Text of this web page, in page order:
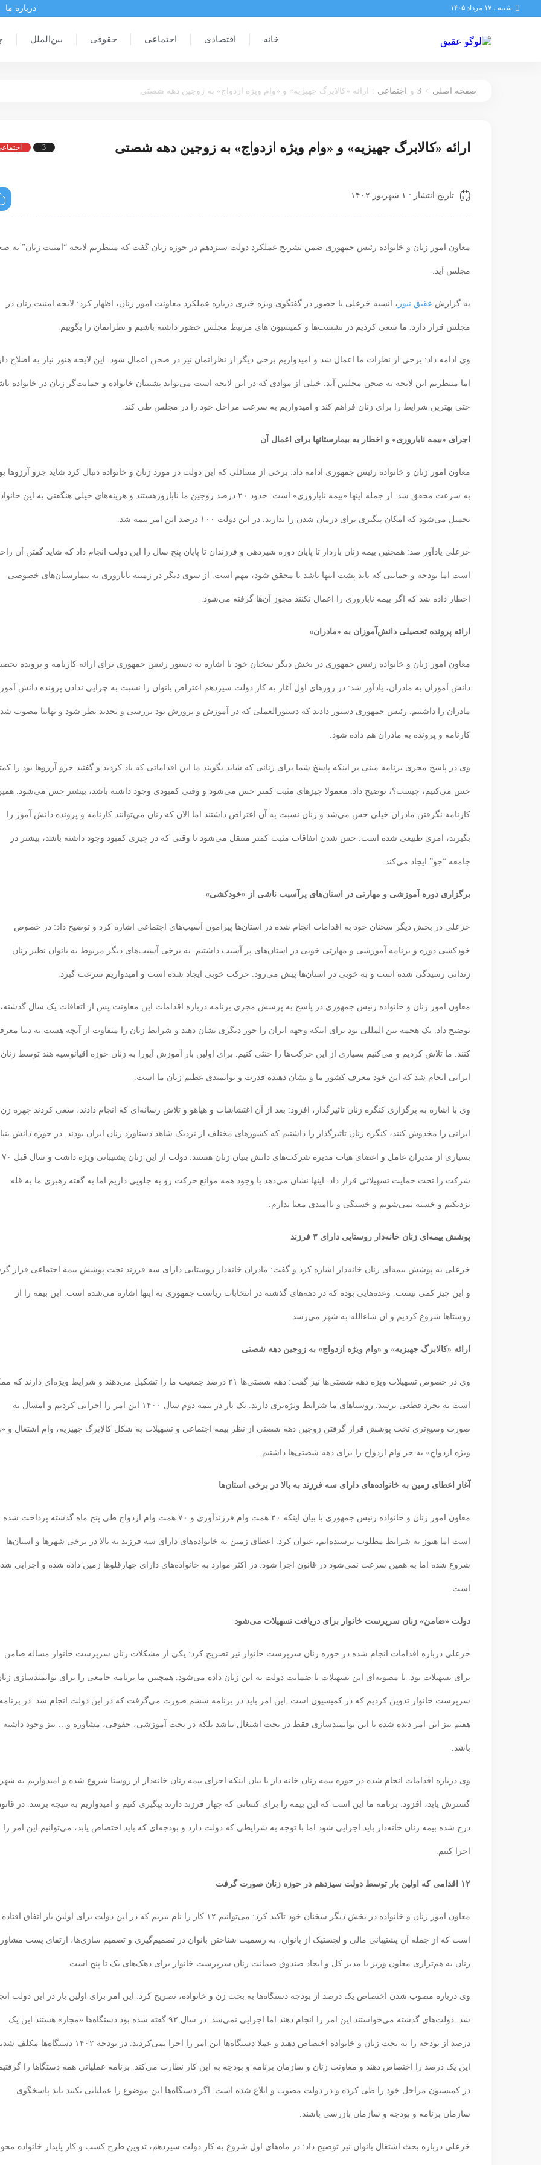
شنبه ، ۱۷ مرداد ۱۴۰۵ درباره ما
خانه اقتصادی اجتماعی حقوقی بین‌الملل
صفحه اصلی >
3 و اجتماعی : ارائه «کالابرگ جهیزیه» و «وام ویژه ازدواج» به زوجین دهه شصتی
ارائه «کالابرگ جهیزیه» و «وام ویژه ازدواج» به زوجین دهه شصتی 3
تاریخ انتشار : ۱ شهریور ۱۴۰۲
معاون امور زنان و خانواده رئیس جمهوری ضمن تشریح عملکرد دولت سیزدهم در حوزه زنان گفت که منتظریم لایحه “امنیت زنان” به
مجلس آید.
به گزارش عقیق نیوز ، انسیه خزعلی با حضور در گفتگوی ویژه خبری درباره عملکرد معاونت امور زنان، اظهار کرد: لایحه امنیت زنان در
مجلس قرار دارد. ما سعی کردیم در نشست‌ها و کمیسیون های مرتبط مجلس حضور داشته باشیم و نظراتمان را بگوییم.
وی ادامه داد: برخی از نظرات ما اعمال شد و امیدواریم برخی دیگر از نظراتمان نیز در صحن اعمال شود. این لایحه هنوز نیاز به اصلاح
اما منتظریم این لایحه به صحن مجلس آید. خیلی از موادی که در این لایحه است می‌تواند پشتیبان خانواده و حمایت‌گر زنان در خانواده
حتی بهترین شرایط را برای زنان فراهم کند و امیدواریم به سرعت مراحل خود را در مجلس طی کند.
اجرای «بیمه ناباروری» و اخطار به بیمارستانها برای اعمال آن
معاون امور زنان و خانواده رئیس جمهوری ادامه داد: برخی از مسائلی که این دولت در مورد زنان و خانواده دنبال کرد شاید جزو آرزوها
به سرعت محقق شد. از جمله اینها «بیمه ناباروری» است. حدود ۲۰ درصد زوجین ما نابارورهستند و هزینه‌های خیلی هنگفتی به این
تحمیل می‌شود که امکان پیگیری برای درمان شدن را ندارند. در این دولت ۱۰۰ درصد این امر بیمه شد.
خزعلی یادآور صد: همچنین بیمه زنان باردار تا پایان دوره شیردهی و فرزندان تا پایان پنج سال را این دولت انجام داد که شاید گفتن آن
است اما بودجه و حمایتی که باید پشت اینها باشد تا محقق شود، مهم است. از سوی دیگر در زمینه ناباروری به بیمارستان‌های خصوصی
اخطار داده شد که اگر بیمه ناباروری را اعمال نکنند مجوز آن‌ها گرفته می‌شود.
ارائه پرونده تحصیلی دانش‌آموزان به «مادران»
معاون امور زنان و خانواده رئیس جمهوری در بخش دیگر سخنان خود با اشاره به دستور رئیس جمهوری برای ارائه کارنامه و پرونده
دانش آموزان به مادران، یادآور شد: در روزهای اول آغاز به کار دولت سیزدهم اعتراض بانوان را نسبت به چرایی ندادن پرونده دانش
مادران را داشتیم. رئیس جمهوری دستور دادند که دستورالعملی که در آموزش و پرورش بود بررسی و تجدید نظر شود و نهایتا مصوب
کارنامه و پرونده به مادران هم داده شود.
وی در پاسخ مجری برنامه مبنی بر اینکه پاسخ شما برای زنانی که شاید بگویند ما این اقداماتی که یاد کردید و گفتید جزو آرزوها بود را
حس می‌کنیم، چیست؟، توضیح داد: معمولا چیزهای مثبت کمتر حس می‌شود و وقتی کمبودی وجود داشته باشد، بیشتر حس می‌شود.
کارنامه نگرفتن مادران خیلی حس می‌شد و زنان نسبت به آن اعتراض داشتند اما الان که زنان می‌توانند کارنامه و پرونده دانش آموز را
بگیرند، امری طبیعی شده است. حس شدن اتفاقات مثبت کمتر منتقل می‌شود تا وقتی که در چیزی کمبود وجود داشته باشد، بیشتر در
جامعه “جو” ایجاد می‌کند.
برگزاری دوره آموزشی و مهارتی در استان‌های پرآسیب ناشی از «خودکشی»
خزعلی در بخش دیگر سخنان خود به اقدامات انجام شده در استان‌ها پیرامون آسیب‌های اجتماعی اشاره کرد و توضیح داد: در خصوص
خودکشی دوره و برنامه آموزشی و مهارتی خوبی در استان‌های پر آسیب داشتیم. به برخی آسیب‌های دیگر مربوط به بانوان نظیر زنان
زندانی رسیدگی شده است و به خوبی در استان‌ها پیش می‌رود. حرکت خوبی ایجاد شده است و امیدواریم سرعت گیرد.
معاون امور زنان و خانواده رئیس جمهوری در پاسخ به پرسش مجری برنامه درباره اقدامات این معاونت پس از اتفاقات یک سال گذشته،
توضیح داد: یک هجمه بین المللی بود برای اینکه وجهه ایران را جور دیگری نشان دهند و شرایط زنان را متفاوت از آنچه هست به دنیا
کنند. ما تلاش کردیم و می‌کنیم بسیاری از این حرکت‌ها را خنثی کنیم. برای اولین بار آموزش آیورا به زنان حوزه اقیانوسیه هند توسط زنان
ایرانی انجام شد که این خود معرف کشور ما و نشان دهنده قدرت و توانمندی عظیم زنان ما است.
وی با اشاره به برگزاری کنگره زنان تاثیرگذار، افزود: بعد از آن اغتشاشات و هیاهو و تلاش رسانه‌ای که انجام دادند، سعی کردند چهره زن
ایرانی را مخدوش کنند، کنگره زنان تاثیرگذار را داشتیم که کشورهای مختلف از نزدیک شاهد دستاورد زنان ایران بودند. در حوزه دانش
بسیاری از مدیران عامل و اعضای هیات مدیره شرکت‌های دانش بنیان زنان هستند. دولت از این زنان پشتیبانی ویژه داشت و سال قبل ۷۰
شرکت را تحت حمایت تسهیلاتی قرار داد. اینها نشان می‌دهد با وجود همه موانع حرکت رو به جلویی داریم اما به گفته رهبری ما به قله
نزدیکیم و خسته نمی‌شویم و خستگی و ناامیدی معنا ندارم.
پوشش بیمه‌ای زنان خانه‌دار روستایی دارای ۳ فرزند
خزعلی به پوشش بیمه‌ای زنان خانه‌دار اشاره کرد و گفت: مادران خانه‌دار روستایی دارای سه فرزند تحت پوشش بیمه اجتماعی قرار
و این چیز کمی نیست. وعده‌هایی بوده که در دهه‌های گذشته در انتخابات ریاست جمهوری به اینها اشاره می‌شده است. این بیمه را از
روستاها شروع کردیم و ان شاءالله به شهر می‌رسد.
ارائه «کالابرگ جهیزیه» و «وام ویژه ازدواج» به زوجین دهه شصتی
وی در خصوص تسهیلات ویژه دهه شصتی‌ها نیز گفت: دهه شصتی‌ها ۲۱ درصد جمعیت ما را تشکیل می‌دهند و شرایط ویژه‌ای دارند
است به تجرد قطعی برسد. روستاهای ما شرایط ویژه‌تری دارند. یک بار در نیمه دوم سال ۱۴۰۰ این امر را اجرایی کردیم و امسال به
صورت وسیع‌تری تحت پوشش قرار گرفتن زوجین دهه شصتی از نظر بیمه اجتماعی و تسهیلات به شکل کالابرگ جهیزیه، وام اشتغال و
ویژه ازدواج» به جز وام ازدواج را برای دهه شصتی‌ها داشتیم.
آغاز اعطای زمین به خانواده‌های دارای سه فرزند به بالا در برخی استان‌ها
معاون امور زنان و خانواده رئیس جمهوری با بیان اینکه ۲۰ همت وام فرزندآوری و ۷۰ همت وام ازدواج طی پنج ماه گذشته پرداخت شده
است اما هنوز به شرایط مطلوب نرسیده‌ایم، عنوان کرد: اعطای زمین به خانواده‌های دارای سه فرزند به بالا در برخی شهرها و استان‌ها
شروع شده اما به همین سرعت نمی‌شود در قانون اجرا شود. در اکثر موارد به خانواده‌های دارای چهارقلوها زمین داده شده و اجرایی
است.
دولت «ضامن» زنان سرپرست خانوار برای دریافت تسهیلات می‌شود
خزعلی درباره اقدامات انجام شده در حوزه زنان سرپرست خانوار نیز تصریح کرد: یکی از مشکلات زنان سرپرست خانوار مساله ضامن
برای تسهیلات بود. با مصوبه‌ای این تسهیلات با ضمانت دولت به این زنان داده می‌شود. همچنین ما برنامه جامعی را برای توانمندسازی
سرپرست خانوار تدوین کردیم که در کمیسیون است. این امر باید در برنامه ششم صورت می‌گرفت که در این دولت انجام شد. در
هفتم نیز این امر دیده شده تا این توانمندسازی فقط در بحث اشتغال نباشد بلکه در بحث آموزشی، حقوقی، مشاوره و… نیز وجود داشته
باشد.
وی درباره اقدامات انجام شده در حوزه بیمه زنان خانه دار با بیان اینکه اجرای بیمه زنان خانه‌دار از روستا شروع شده و امیدواریم به شهر
گسترش یابد، افزود: برنامه ما این است که این بیمه را برای کسانی که چهار فرزند دارند پیگیری کنیم و امیدواریم به نتیجه برسد. در
درج شده بیمه زنان خانه‌دار باید اجرایی شود اما با توجه به شرایطی که دولت دارد و بودجه‌ای که باید اختصاص یابد، می‌توانیم این امر را
اجرا کنیم.
۱۲ اقدامی که اولین بار توسط دولت سیزدهم در حوزه زنان صورت گرفت
معاون امور زنان و خانواده در بخش دیگر سخنان خود تاکید کرد: می‌توانیم ۱۲ کار را نام ببریم که در این دولت برای اولین بار اتفاق افتاده
است که از جمله آن پشتیبانی مالی و لجستیک از بانوان، به رسمیت شناختن بانوان در تصمیم‌گیری و تصمیم سازی‌ها، ارتقای پست
زنان به هم‌ترازی معاون وزیر یا مدیر کل و ایجاد صندوق ضمانت زنان سرپرست خانوار برای دهک‌های یک تا پنج است.
وی درباره مصوب شدن اختصاص یک درصد از بودجه دستگاه‌ها به بحث زن و خانواده، تصریح کرد: این امر برای اولین بار در این دولت
شد. دولت‌های گذشته می‌خواستند این امر را انجام دهند اما اجرایی نمی‌شد. در سال ۹۲ گفته شده بود دستگاه‌ها «مجاز» هستند این یک
درصد از بودجه را به بحث زنان و خانواده اختصاص دهند و عملا دستگاه‌ها این امر را اجرا نمی‌کردند. در بودجه ۱۴۰۲ دستگاه‌ها
این یک درصد را اختصاص دهند و معاونت زنان و سازمان برنامه و بودجه به این کار نظارت می‌کند. برنامه عملیاتی همه دستگاها را
در کمیسیون مراحل خود را طی کرده و در دولت مصوب و ابلاغ شده است. اگر دستگاه‌ها این موضوع را عملیاتی نکنند باید پاسخگوی
سازمان برنامه و بودجه و سازمان بازرسی باشند.
خزعلی درباره بحث اشتغال بانوان نیز توضیح داد: در ماه‌های اول شروع به کار دولت سیزدهم، تدوین طرح کسب و کار پایدار خانواده